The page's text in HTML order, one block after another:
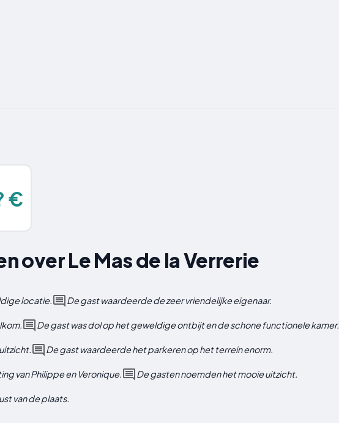
€
over Le Mas de la Verrerie
locatie. De gast waardeerde de zeer vriendelijke eigenaar.
De gast was dol op het geweldige ontbijt en de schone functionele kamer.
De gast waardeerde het parkeren op het terrein enorm.
van Philippe en Veronique. De gasten noemden het mooie uitzicht.
van de plaats.